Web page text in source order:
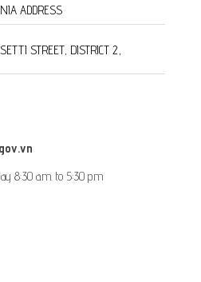
ADDRESS
STREET, DISTRICT 2,
8:30 a.m. to 5:30 p.m